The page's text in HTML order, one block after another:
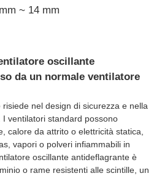
~ 14 mm
oscillante
da un normale ventilatore
nel design di sicurezza e nella
ventilatori standard possono
calore da attrito o elettricità statica,
vapori o polveri infiammabili in
oscillante antideflagrante è
o rame resistenti alle scintille, un